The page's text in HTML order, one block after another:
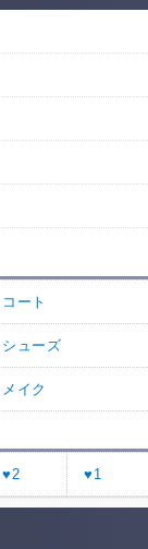
コート
シューズ
メイク
♥2 ♥1